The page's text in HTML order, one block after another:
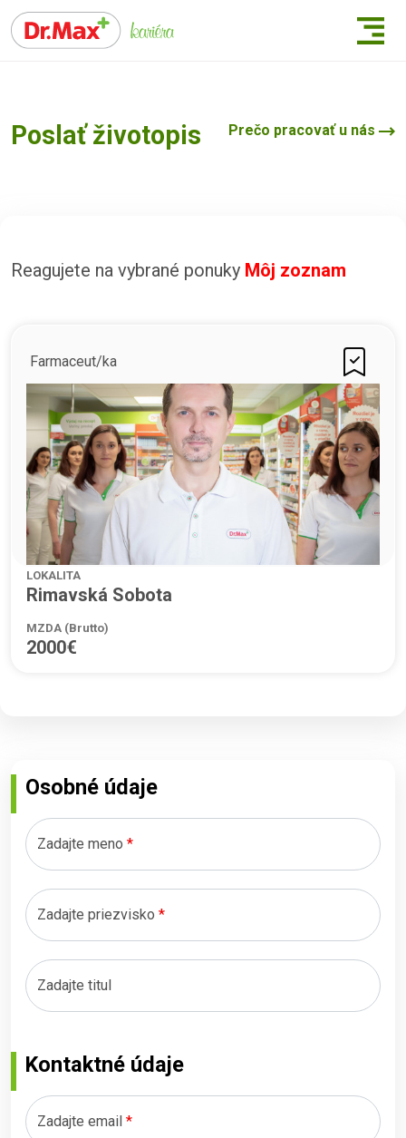
Poslať životopis Prečo pracovať u nás
Reagujete na vybrané ponuky Môj zoznam
Farmaceut/ka
LOKALITA
Rimavská Sobota
MZDA (Brutto)
2000€
Osobné údaje
Zadajte meno *
Zadajte priezvisko *
Zadajte titul
Kontaktné údaje
Zadajte email *